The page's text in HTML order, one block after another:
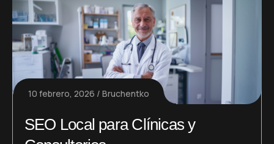
10 febrero, 2026 Bruchentko
SEO Local para Clínicas y